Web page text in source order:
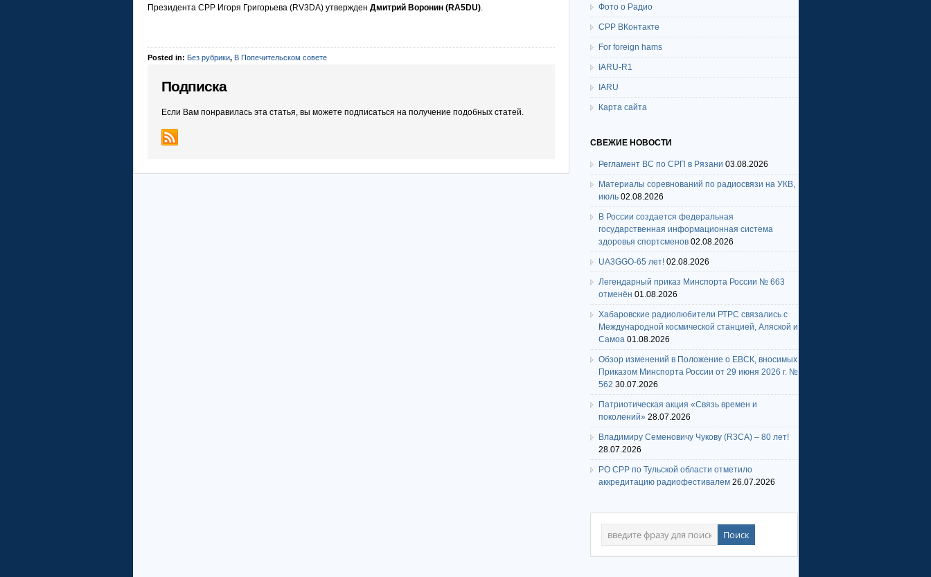
Президента СРР Игоря Григорьева (RV3DA) утвержден Дмитрий Воронин (RA5DU).
Posted in: Без рубрики, В Попечительском совете
Подписка
Если Вам понравилась эта статья, вы можете подписаться на получение подобных статей.
Фото о Радио
СРР ВКонтакте
For foreign hams
IARU-R1
IARU
Карта сайта
СВЕЖИЕ НОВОСТИ
Регламент ВС по СРП в Рязани 03.08.2026
Материалы соревнований по радиосвязи на УКВ,
июль 02.08.2026
В России создается федеральная
государственная информационная система
здоровья спортсменов 02.08.2026
UA3GGO-65 лет! 02.08.2026
Легендарный приказ Минспорта России № 663
отменён 01.08.2026
Хабаровские радиолюбители РТРС связались с
Международной космической станцией, Аляской и
Самоа 01.08.2026
Обзор изменений в Положение о ЕВСК, вносимых
Приказом Минспорта России от 29 июня 2026 г. №
562 30.07.2026
Патриотическая акция «Связь времен и
поколений» 28.07.2026
Владимиру Семеновичу Чукову (R3CA) – 80 лет!
28.07.2026
РО СРР по Тульской области отметило
аккредитацию радиофестивалем 26.07.2026